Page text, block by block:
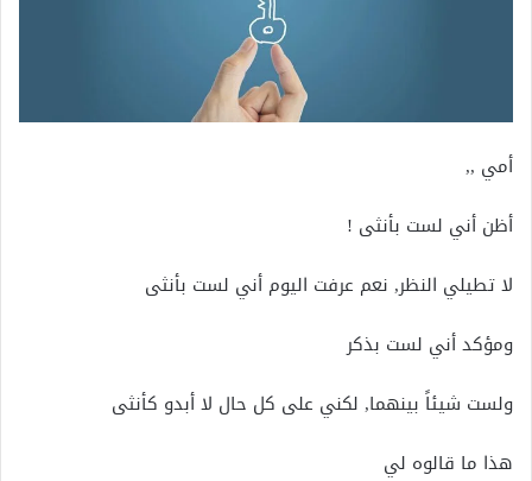
أمي ,,
أظن أني لست بأنثى !
لا تطيلي النظر, نعم عرفت اليوم أني لست بأنثى
ومؤكد أني لست بذكر
ولست شيئاً بينهما, لكني على كل حال لا أبدو كأنثى
هذا ما قالوه لي